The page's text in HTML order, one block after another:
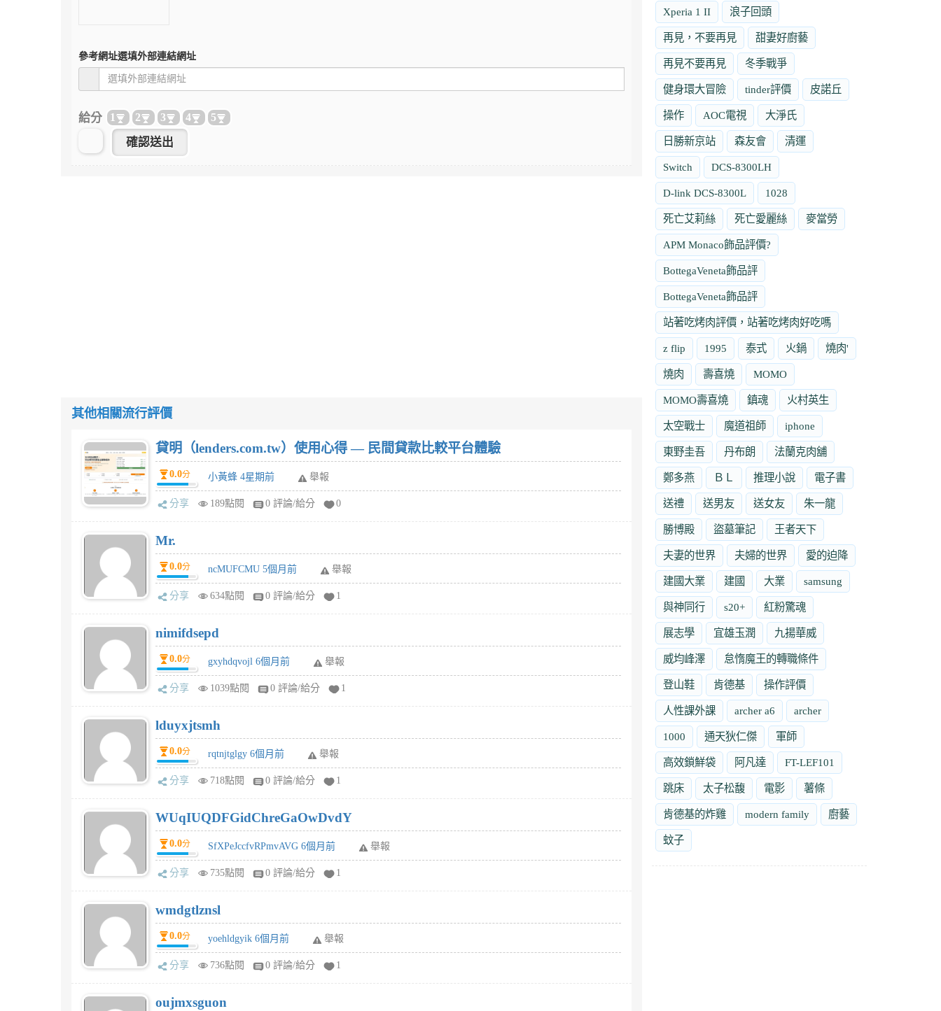
參考網址選填外部連結網址
給分 1 2 3 4 5
其他相關流行評價
貸明（lenders.com.tw）使用心得 — 民間貸款比較平台體驗
0.0分 小黃蜂 4星期前 舉報
分享 189點閱 0 評論/給分 0
Mr.
0.0分 ncMUFCMU 5個月前 舉報
分享 634點閱 0 評論/給分 1
nimifdsepd
0.0分 gxyhdqvojl 6個月前 舉報
分享 1039點閱 0 評論/給分 1
lduyxjtsmh
0.0分 rqtnjtglgy 6個月前 舉報
分享 718點閱 0 評論/給分 1
WUqIUQDFGidChreGaOwDvdY
0.0分 SfXPeJccfvRPmvAVG 6個月前 舉報
分享 735點閱 0 評論/給分 1
wmdgtlznsl
0.0分 yoehldgyik 6個月前 舉報
分享 736點閱 0 評論/給分 1
oujmxsguon
Xperia 1 II 浪子回頭
再見，不要再見 甜妻好廚藝
再見不要再見 冬季戰爭
健身環大冒險 tinder評價 皮諾丘
操作 AOC電視 大淨氏
日勝新京站 森友會 清運
Switch DCS-8300LH
D-link DCS-8300L 1028
死亡艾莉絲 死亡愛麗絲 麥當勞
APM Monaco飾品評價?
BottegaVeneta飾品評
BottegaVeneta飾品評
站著吃烤肉評價，站著吃烤肉好吃嗎
z flip 1995 泰式 火鍋 燒肉'
燒肉 壽喜燒 MOMO
MOMO壽喜燒 鎮魂 火村英生
太空戰士 魔道祖師 iphone
東野圭吾 丹布朗 法蘭克肉舖
鄭多燕 ＢＬ 推理小說 電子書
送禮 送男友 送女友 朱一龍
勝博殿 盜墓筆記 王者天下
夫妻的世界 夫婦的世界 愛的迫降
建國大業 建國 大業 samsung
與神同行 s20+ 紅粉驚魂
展志學 宜雄玉潤 九揚華威
威均峰澤 怠惰魔王的轉職條件
登山鞋 肯德基 操作評價
人性課外課 archer a6 archer
1000 通天狄仁傑 軍師
高效鎖鮮袋 阿凡達 FT-LEF101
跳床 太子松馥 電影 薯條
肯德基的炸雞 modern family 廚藝
蚊子